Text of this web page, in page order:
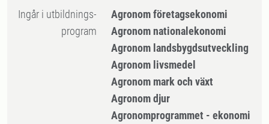
Ingår i utbildnings-
program
Agronom företagsekonomi
Agronom nationalekonomi
Agronom landsbygdsutveckling
Agronom livsmedel
Agronom mark och växt
Agronom djur
Agronomprogrammet - ekonomi